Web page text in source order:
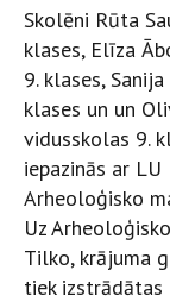
Skolēni Rūta
klases, Elīza
9. klases,
klases un un
vidusskolas 9.
iepazinās ar
Arheoloģisko
Uz
Tilko, krājuma
tiek izstrādātas